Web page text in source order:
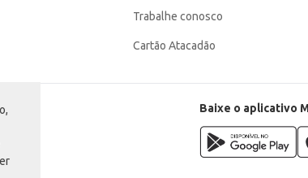
Trabalhe conosco
Cartão Atacadão
Baixe o aplicativo